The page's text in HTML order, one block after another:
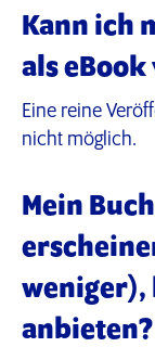
Kann ich
als
Eine reine
nicht möglich.
Mein
weniger),
anbieten?